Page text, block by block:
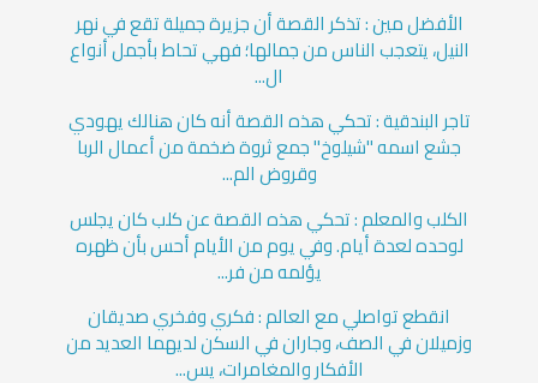
الأفضل مين : تذكر القصة أن جزيرة جميلة تقع في نهر
النيل، يتعجب الناس من جمالها؛ فهي تحاط بأجمل أنواع
ال...
تاجر البندقية : تحكي هذه القصة أنه كان هنالك يهودي
جشع اسمه "شيلوخ" جمع ثروة ضخمة من أعمال الربا
وقروض الم...
الكلب والمعلم : تحكي هذه القصة عن كلب كان يجلس
لوحده لعدة أيام. وفي يوم من الأيام أحس بأن ظهره
يؤلمه من فر...
انقطع تواصلي مع العالم : فكري وفخري صديقان
وزميلان في الصف، وجاران في السكن لديهما العديد من
الأفكار والمغامرات، يس...